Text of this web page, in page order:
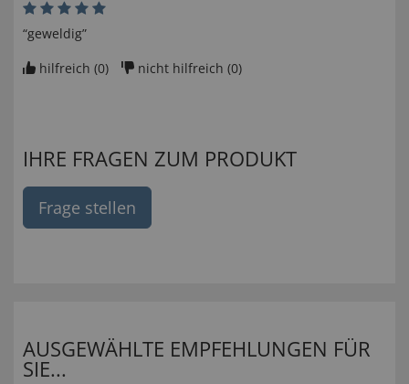
“geweldig”
hilfreich (0) nicht hilfreich (0)
IHRE FRAGEN ZUM PRODUKT
Frage stellen
AUSGEWÄHLTE EMPFEHLUNGEN FÜR
SIE...